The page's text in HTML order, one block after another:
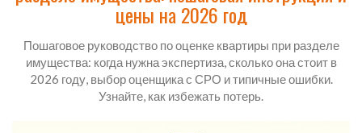
цены на 2026 год
Пошаговое руководство по оценке квартиры при разделе
имущества: когда нужна экспертиза, сколько она стоит в
2026 году, выбор оценщика с СРО и типичные ошибки.
Узнайте, как избежать потерь.